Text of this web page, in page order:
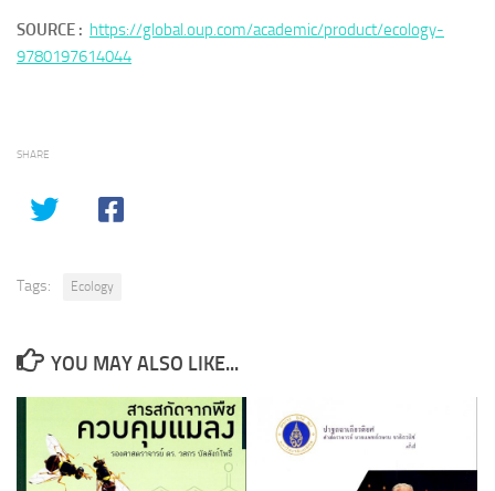
SOURCE : https://global.oup.com/academic/product/ecology-
9780197614044
SHARE
Tags: Ecology
YOU MAY ALSO LIKE...